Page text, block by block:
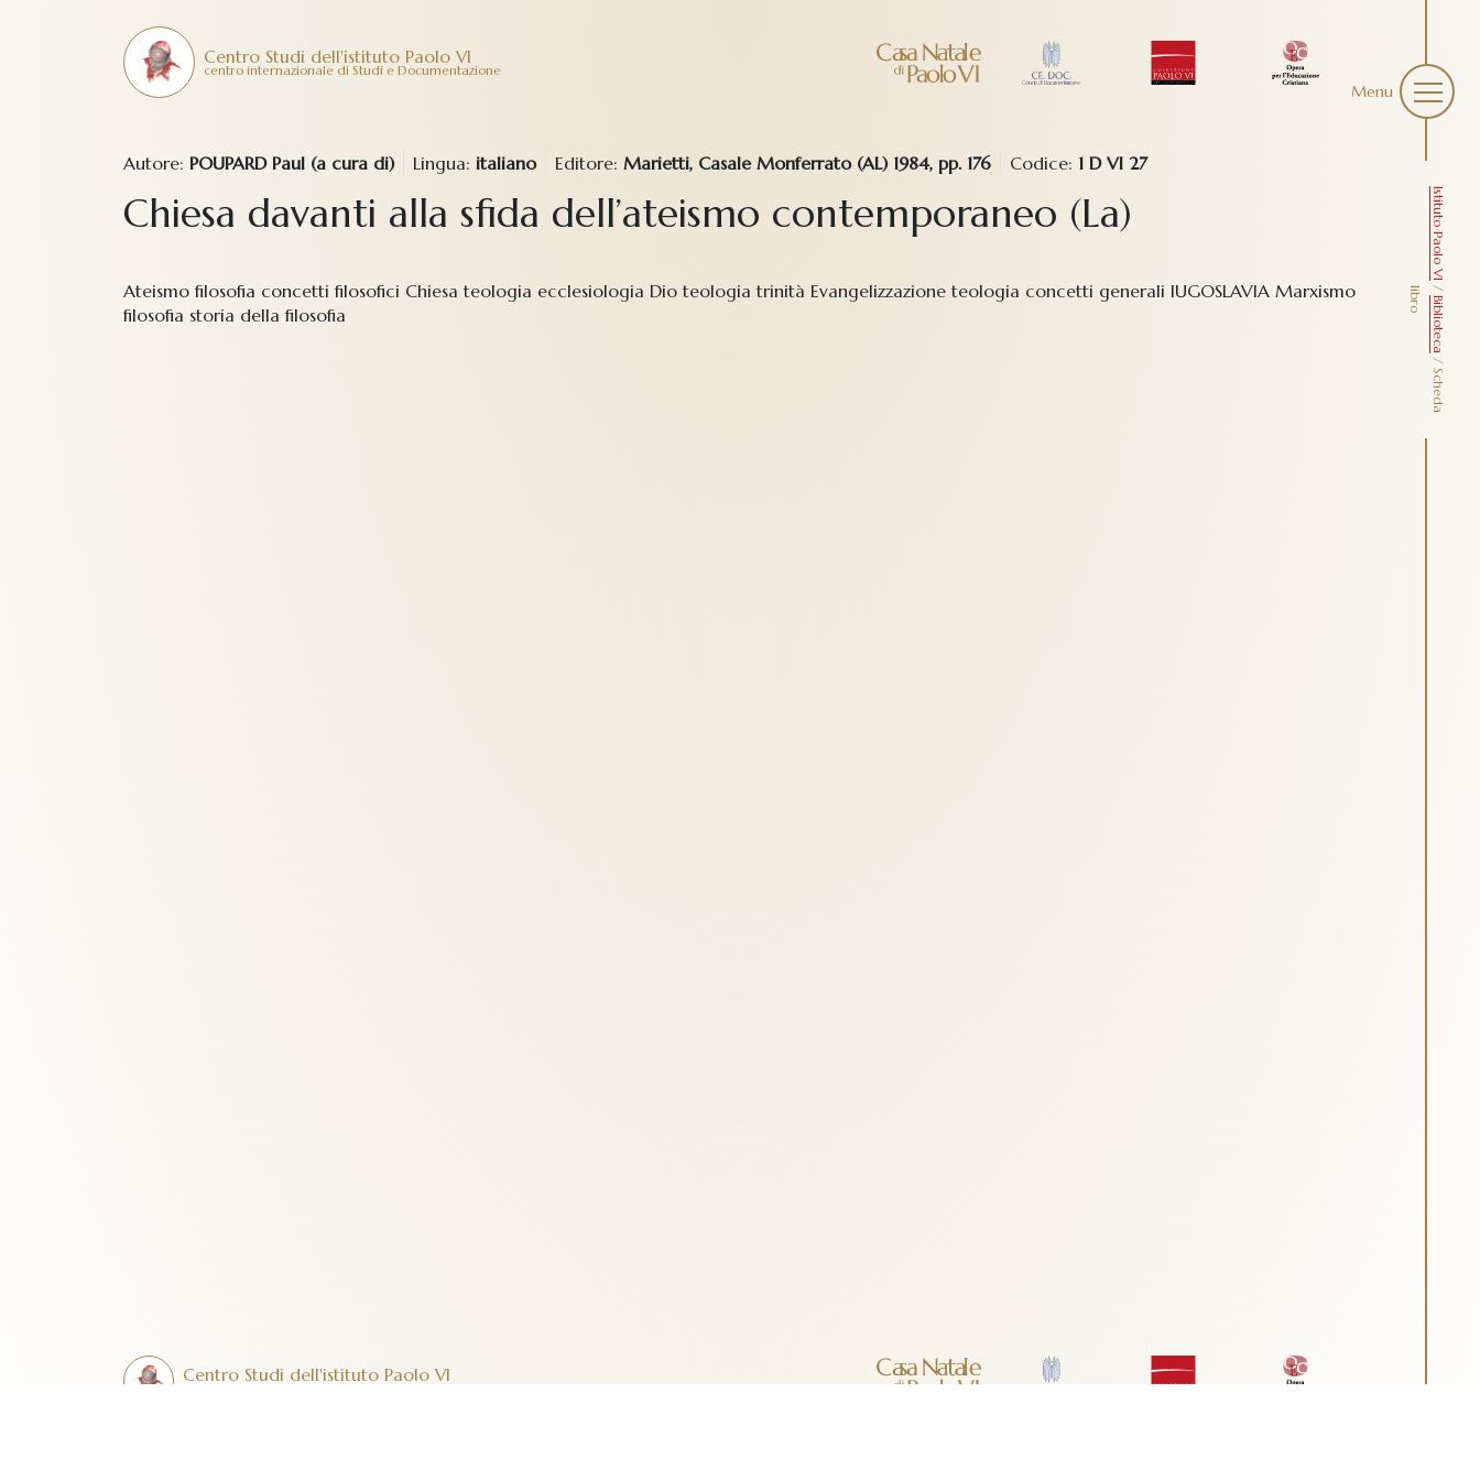
Centro Studi dell'istituto Paolo VI
centro internazionale di Studi e Documentazione
Menu
Istituto Paolo VI
/
Biblioteca
/
S
c
h
e
d
a
l
i
b
r
o
Autore: POUPARD Paul (a cura di) Lingua: italiano Editore: Marietti, Casale Monferrato (AL) 1984, pp. 176 Codice: 1 D VI 27
Chiesa davanti alla sfida dell’ateismo contemporaneo (La)
Ateismo filosofia concetti filosofici Chiesa teologia ecclesiologia Dio teologia trinità Evangelizzazione teologia concetti generali IUGOSLAVIA Marxismo
filosofia storia della filosofia
Centro Studi dell'istituto Paolo VI